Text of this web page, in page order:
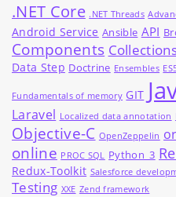
.NET Core .NET Threads
Android Service Ansible API
Components
Data Step Doctrine Ensembles
Fundamentals of memory GIT
Laravel Localized data annotation
Objective-C OpenZeppelin
online PROC SQL Python_3
Redux-Toolkit Salesforce
Testing XXE Zend framework